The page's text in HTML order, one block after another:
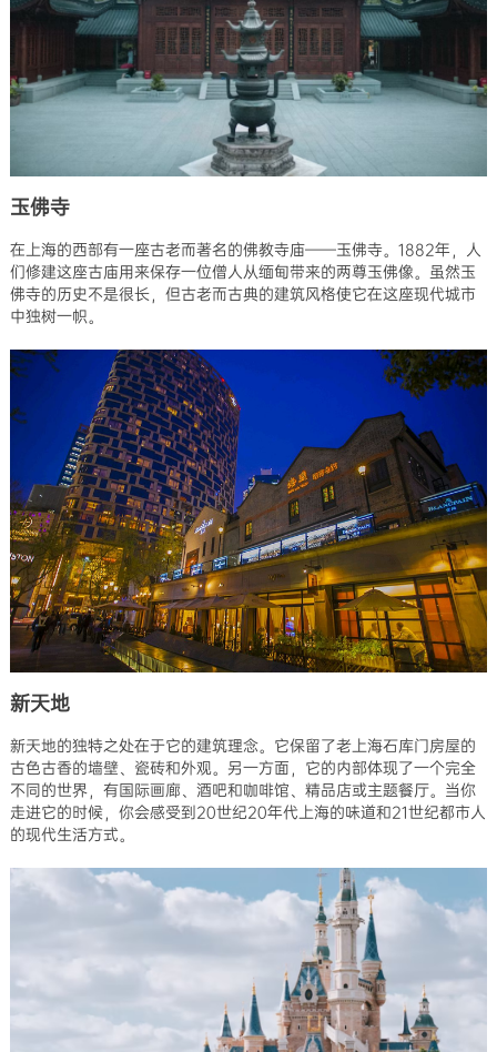
玉佛寺
在上海的西部有一座古老而著名的佛教寺庙——玉佛寺。1882年，人
们修建这座古庙用来保存一位僧人从缅甸带来的两尊玉佛像。虽然玉
佛寺的历史不是很长，但古老而古典的建筑风格使它在这座现代城市
中独树一帜。
新天地
新天地的独特之处在于它的建筑理念。它保留了老上海石库门房屋的
古色古香的墙壁、瓷砖和外观。另一方面，它的内部体现了一个完全
不同的世界，有国际画廊、酒吧和咖啡馆、精品店或主题餐厅。当你
走进它的时候，你会感受到20世纪20年代上海的味道和21世纪都市人
的现代生活方式。